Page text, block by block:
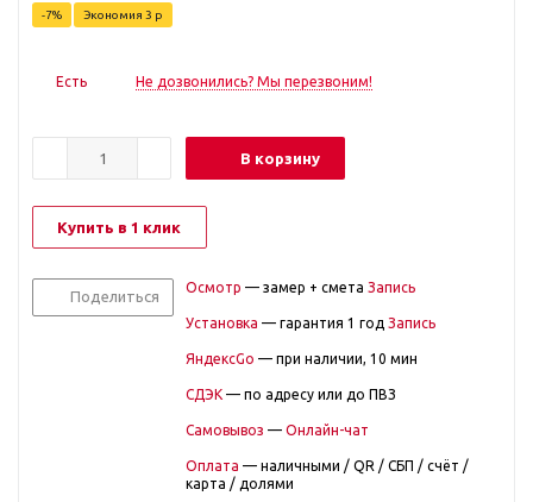
-7% Экономия 3 р
Есть Не дозвонились? Мы перезвоним!
В корзину
Купить в 1 клик
Поделиться
Осмотр — замер + смета Запись
Установка — гарантия 1 год Запись
ЯндексGo — при наличии, 10 мин
СДЭК — по адресу или до ПВЗ
Самовывоз — Онлайн-чат
Оплата — наличными / QR / СБП / счёт /
карта / долями